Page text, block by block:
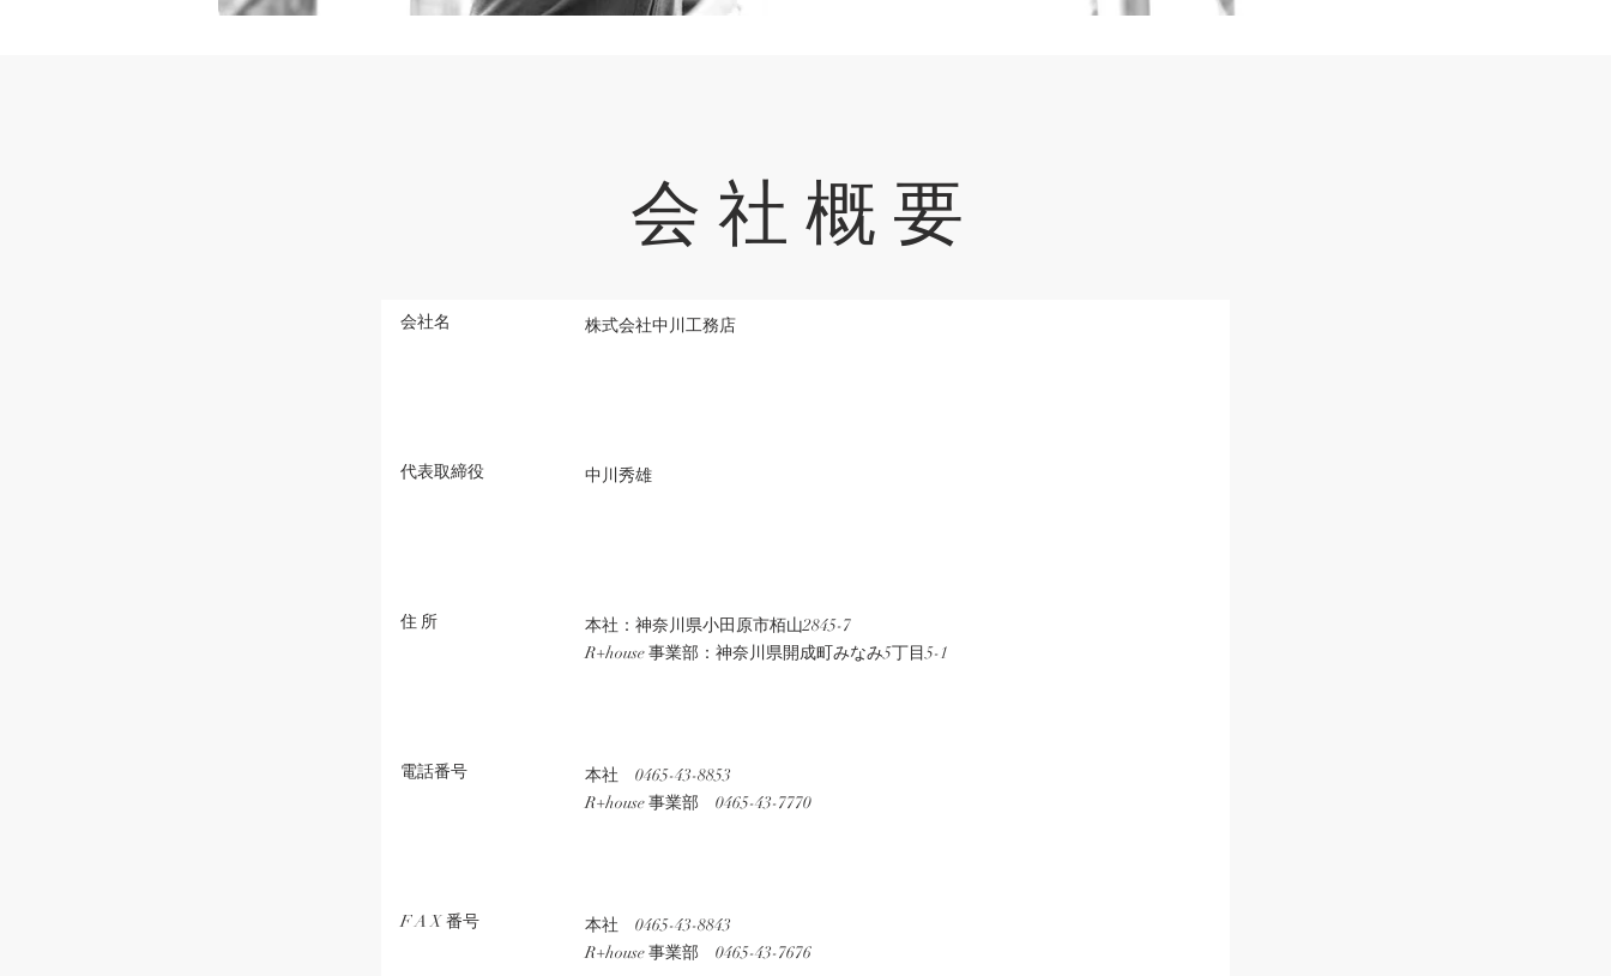
会 社 概 要
会社名 株式会社中川工務店
代表取締役 中川秀雄
住 所
本社：神奈川県小田原市栢山2845-7
R+house 事業部​：神奈川県開成町みなみ5丁目5-1
電話番号
本社 0465-43-8853
R+house 事業部 0465-43-7770
F A X 番号
本社 0465-43-8843
R+house 事業部 0465-43-7676